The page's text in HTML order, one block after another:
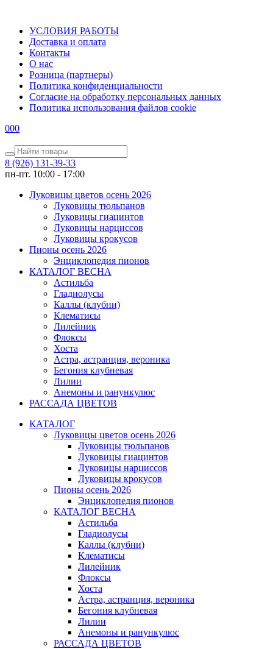
УСЛОВИЯ РАБОТЫ
Доставка и оплата
Контакты
О наc
Розница (партнеры)
Политика конфиденциальности
Согласие на обработку персональных данных
Политика использования файлов сookie
000
8 (926) 131-39-33
пн-пт. 10:00 - 17:00
Луковицы цветов осень 2026
Луковицы тюльпанов
Луковицы гиацинтов
Луковицы нарциссов
Луковицы крокусов
Пионы осень 2026
Энциклопедия пионов
КАТАЛОГ ВЕСНА
Астильба
Гладиолусы
Каллы (клубни)
Клематисы
Лилейник
Флоксы
Хоста
Астра, астранция, вероника
Бегония клубневая
Лилии
Анемоны и ранункулюс
РАССАДА ЦВЕТОВ
КАТАЛОГ
Луковицы цветов осень 2026
Луковицы тюльпанов
Луковицы гиацинтов
Луковицы нарциссов
Луковицы крокусов
Пионы осень 2026
Энциклопедия пионов
КАТАЛОГ ВЕСНА
Астильба
Гладиолусы
Каллы (клубни)
Клематисы
Лилейник
Флоксы
Хоста
Астра, астранция, вероника
Бегония клубневая
Лилии
Анемоны и ранункулюс
РАССАДА ЦВЕТОВ